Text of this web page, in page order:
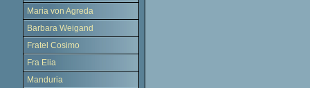
Maria von Agreda
Barbara Weigand
Fratel Cosimo
Fra Elia
Manduria